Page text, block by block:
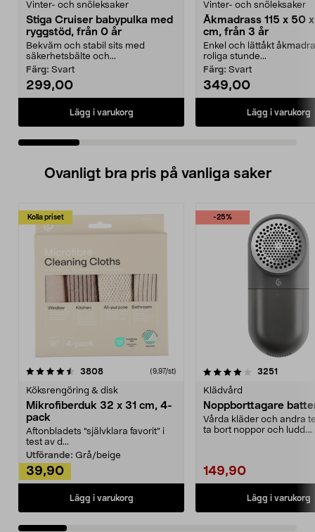
Vinter- och snöleksaker
Stiga Cruiser babypulka med
ryggstöd, från 0 år
Bekväm och stabil sits med
säkerhetsbälte och...
Färg: Svart
299,00
Lägg i varukorg
Vinter- och snöleksaker
Åkmadrass 115 x 50
cm, från 3 år
Enkel och lättåkt
roliga stunde...
Färg: Svart
349,00
Lägg i varukorg
Ovanligt bra pris på vanliga saker
Kolla priset
3808recensioner (9,97/st)
Köksrengöring & disk
Mikrofiberduk 32 x 31 cm, 4-
pack
Aftonbladets "självklara favorit” i
test av d...
Utförande: Grå/beige
39,90
Lägg i varukorg
-25%
4.0av 5 stjärnor 3251
Klädvård
Noppborttagare
Vårda kläder och andra
ta bort noppor och ludd.
149,90
Lägg i varukorg
4.5av 5 stjärnor